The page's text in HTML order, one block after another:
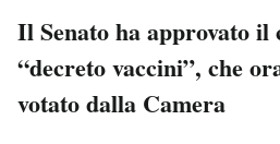
Il Senato ha approvato il
“decreto vaccini”, che
votato dalla Camera